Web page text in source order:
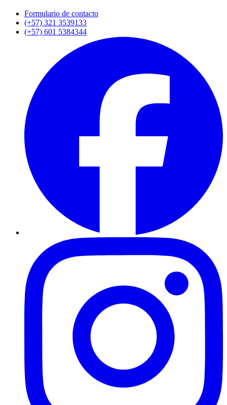
Formulario de contacto
(+57) 321 3539133
(+57) 601 5384344